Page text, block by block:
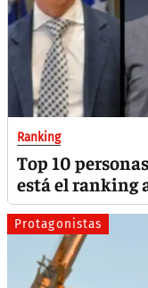
Ranking
Top 10
está el ranking
Protagonistas